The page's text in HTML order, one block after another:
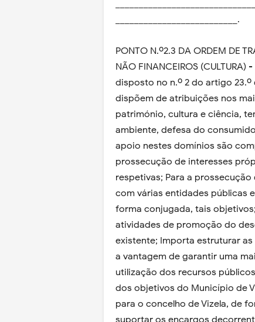
__________________________.
PONTO N.º2.3 DA ORDEM DE
NÃO FINANCEIROS
disposto no n.º 2 do artigo 23.º
dispõem de atribuições nos
património, cultura e ciência,
ambiente, defesa do
apoio nestes domínios são
prossecução de interesses
respetivas; Para a
com várias entidades públicas
forma conjugada, tais
atividades de promoção do
existente; Importa estruturar
a vantagem de garantir uma
utilização dos recursos
dos objetivos do Município de
para o concelho de Vizela, de
suportar os encargos